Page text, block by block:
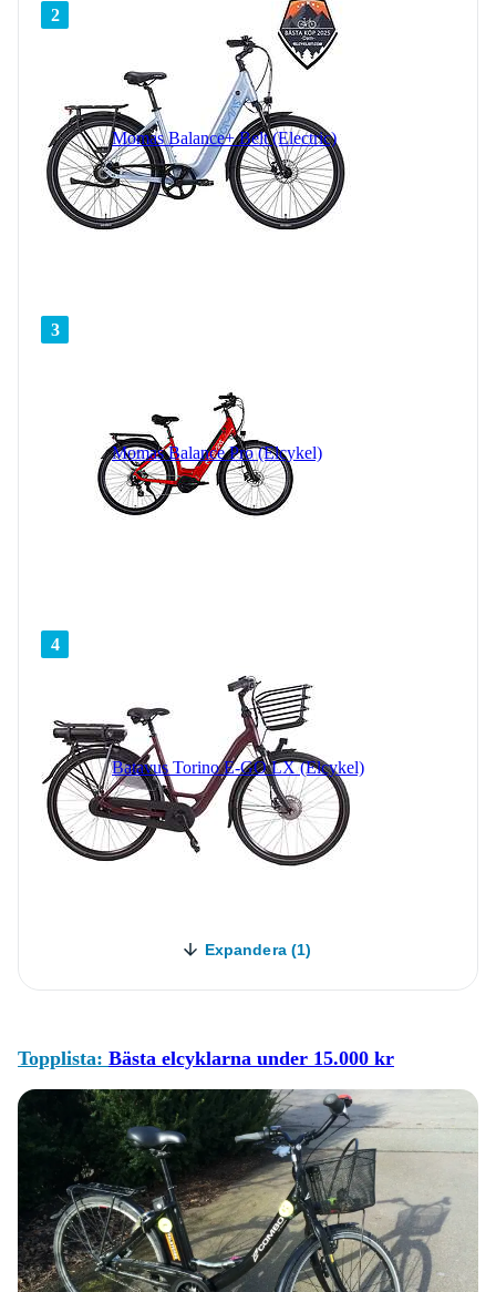
2
Momas Balance+ Belt (Electric)
3
Momas Balance Pro (Elcykel)
4
Batavus Torino E-GO LX (Elcykel)
Expandera (1)
Topplista: Bästa elcyklarna under 15.000 kr